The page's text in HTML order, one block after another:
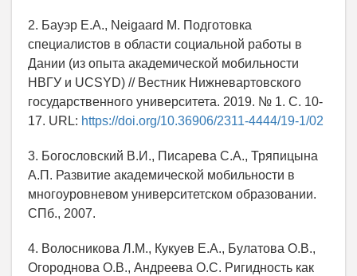
2. Бауэр Е.А., Neigaard M. Подготовка
специалистов в области социальной работы в
Дании (из опыта академической мобильности
НВГУ и UCSYD) // Вестник Нижневартовского
государственного университета. 2019. № 1. С. 10-
17. URL: https://doi.org/10.36906/2311-4444/19-1/02
3. Богословский В.И., Писарева С.А., Тряпицына
А.П. Развитие академической мобильности в
многоуровневом университетском образовании.
СПб., 2007.
4. Волосникова Л.М., Кукуев Е.А., Булатова О.В.,
Огороднова О.В., Андреева О.С. Ригидность как